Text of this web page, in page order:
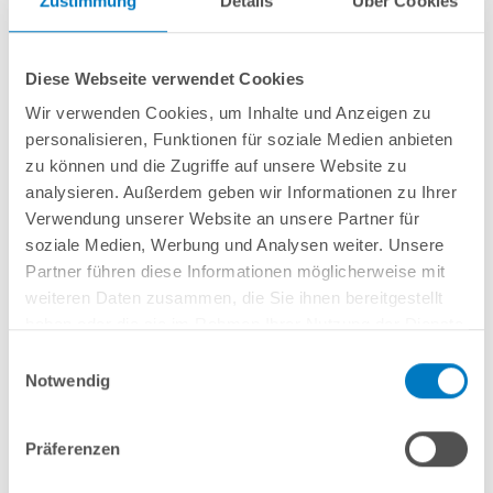
Diese Webseite verwendet Cookies
Wir verwenden Cookies, um Inhalte und Anzeigen zu
personalisieren, Funktionen für soziale Medien anbieten
zu können und die Zugriffe auf unsere Website zu
analysieren. Außerdem geben wir Informationen zu Ihrer
Verwendung unserer Website an unsere Partner für
soziale Medien, Werbung und Analysen weiter. Unsere
Partner führen diese Informationen möglicherweise mit
weiteren Daten zusammen, die Sie ihnen bereitgestellt
Notwendig
Präferenzen
Mikroben um eine besondere Art der Pilzbildung handelt, haben
Metallische Verunreinigungen an der Innenhülle können
beispielsweise durch Brunnenwasser, Rost, Mangan, Eisen und
Kupfer hervorgerufen werden. Nicht selten könnten diese
Flecken jedoch auch von rostenden Einbauteilen oder gar der
Leiter herrühren. Metallische Flecken sind Blau, Grün, Türkis,
Schwarz oder Dunkel-Violett.
Gegen Flecken im Schwimmbecken empfiehlt sich eine Schock-
Chlorung. Beachten Sie dabei, dass der Wasserstand hoch
Bereich der Folie befinden.